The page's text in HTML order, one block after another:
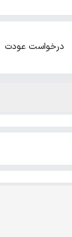
درخواست عودت